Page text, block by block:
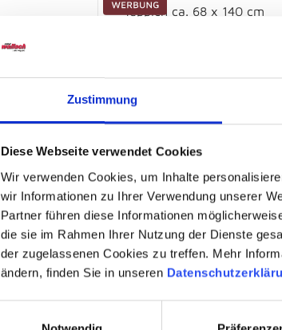
Zustimmung
Diese Webseite verwendet Cookies
Wir verwenden Cookies, um Inhalte
wir Informationen zu Ihrer Verwendung unserer
Partner führen diese Informationen
die sie im Rahmen Ihrer Nutzung der Dienste
der zugelassenen Cookies zu treffen. Mehr
ändern, finden Sie in unseren
Teppich ca. 68 x 140 cm
Sofort abholbereit